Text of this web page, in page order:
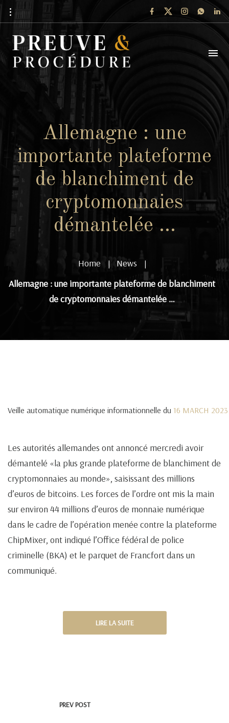
Allemagne : une
importante plateforme
de blanchiment de
cryptomonnaies
démantelée …
Home | News |
Allemagne : une importante plateforme de blanchiment
de cryptomonnaies démantelée …
Veille automatique numérique informationnelle du 16 MARCH 2023
Les autorités allemandes ont annoncé mercredi avoir
démantelé «la plus grande plateforme de blanchiment de
cryptomonnaies au monde», saisissant des millions
d’euros de bitcoins. Les forces de l’ordre ont mis la main
sur environ 44 millions d’euros de monnaie numérique
dans le cadre de l’opération menée contre la plateforme
ChipMixer, ont indiqué l’Office fédéral de police
criminelle (BKA) et le parquet de Francfort dans un
communiqué.
LIRE LA SUITE
PREV POST